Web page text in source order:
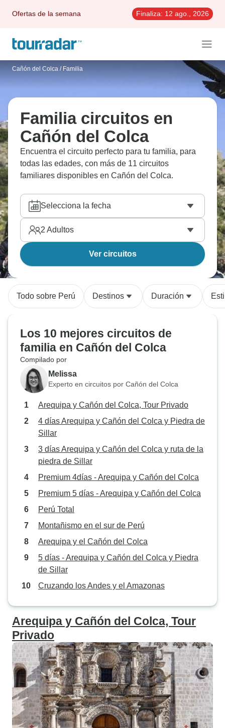
Ofertas de la semana Finaliza: 12 ago., 2026
Cañón del Colca / Familia
Familia circuitos en
Cañón del Colca
Encuentra el circuito perfecto para tu familia, para
todas las edades, con más de 11 circuitos
familiares disponibles en Cañón del Colca.
Selecciona la fecha
2 Adultos
Ver circuitos
Todo sobre Perú Destinos Duración
Los 10 mejores circuitos de
familia en Cañón del Colca
Compilado por
Melissa
Experto en circuitos por Cañón del Colca
Arequipa y Cañón del Colca, Tour Privado
4 días Arequipa y Cañón del Colca y Piedra de
Sillar
3 días Arequipa y Cañón del Colca y ruta de la
piedra de Sillar
Premium 4días - Arequipa y Cañón del Colca
Premium 5 días - Arequipa y Cañón del Colca
Perú Total
Montañismo en el sur de Perú
Arequipa y el Cañón del Colca
5 días - Arequipa y Cañón del Colca y Piedra
de Sillar
Cruzando los Andes y el Amazonas
Arequipa y Cañón del Colca, Tour
Privado